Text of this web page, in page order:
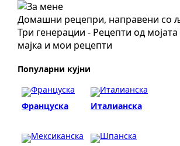
Домашни рецепри, направени со
Три генерации - Рецепти од мојата
мајка и мои рецепти
Популарни кујни
Француска Италианска